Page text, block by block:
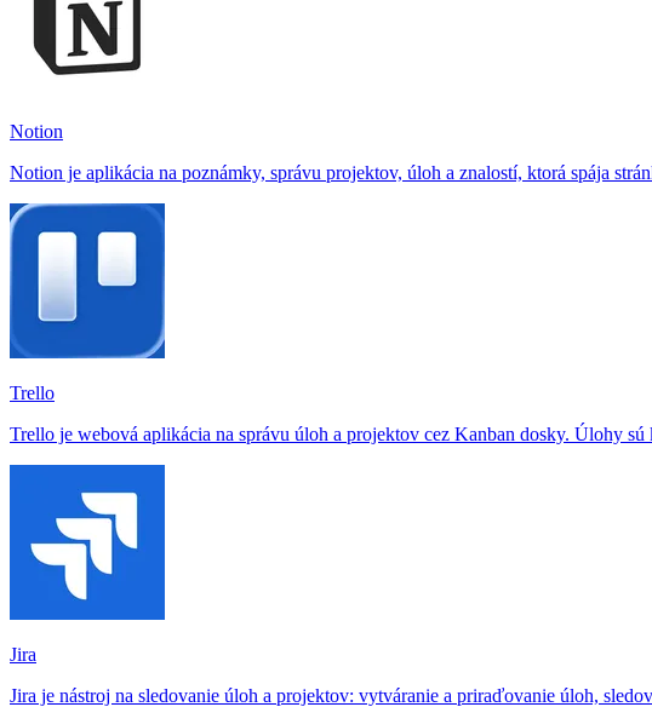
Notion
Notion je aplikácia na poznámky, správu projektov, úloh a znalostí, ktorá spája
Trello
Trello je webová aplikácia na správu úloh a projektov cez Kanban dosky. Úlohy
Jira
Jira je nástroj na sledovanie úloh a projektov: vytváranie a priraďovanie úloh,